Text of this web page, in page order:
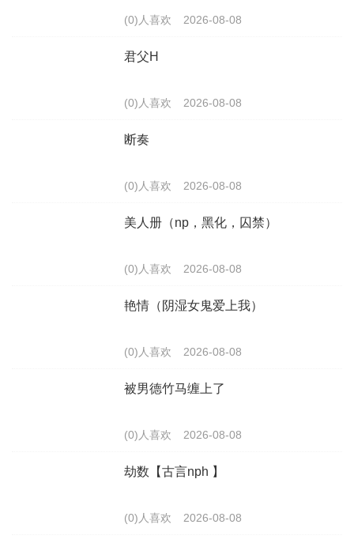
(0)人喜欢 2026-08-08
君父H
(0)人喜欢 2026-08-08
断奏
(0)人喜欢 2026-08-08
美人册（np，黑化，囚禁）
(0)人喜欢 2026-08-08
艳情（阴湿女鬼爱上我）
(0)人喜欢 2026-08-08
被男德竹马缠上了
(0)人喜欢 2026-08-08
劫数【古言nph 】
(0)人喜欢 2026-08-08